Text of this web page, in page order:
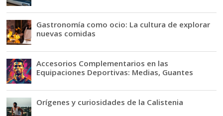
Gastronomía como ocio: La cultura de explorar
nuevas comidas
Accesorios Complementarios en las
Equipaciones Deportivas: Medias, Guantes
Orígenes y curiosidades de la Calistenia